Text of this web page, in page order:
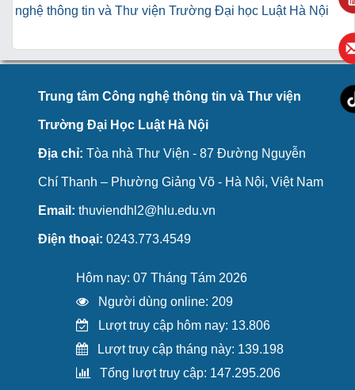
nghệ thông tin và Thư viện Trường Đại học Luật Hà Nội
Trung tâm Công nghệ thông tin và Thư viện
Trường Đại Học Luật Hà Nội
Địa chỉ: Tòa nhà Thư Viện - 87 Đường Nguyễn
Chí Thanh – Phường Giảng Võ - Hà Nội, Việt Nam
Email: thuviendhl2@hlu.edu.vn
Điện thoại: 0243.773.4549
Hôm nay: 07 Tháng Tám 2026
Người dùng online: 209
Lượt truy cập hôm nay: 13.806
Lượt truy cập tháng này: 139.198
Tổng lượt truy cập: 147.295.206